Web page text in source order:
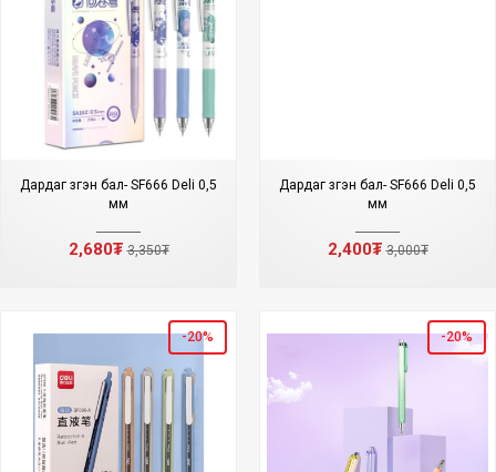
Дардаг үзгэн бал- SF666 Deli 0,5
мм
2,680₮3,350₮
Дардаг үзгэн бал- SF666 Deli 0,5
мм
2,400₮3,000₮
-20% -20%